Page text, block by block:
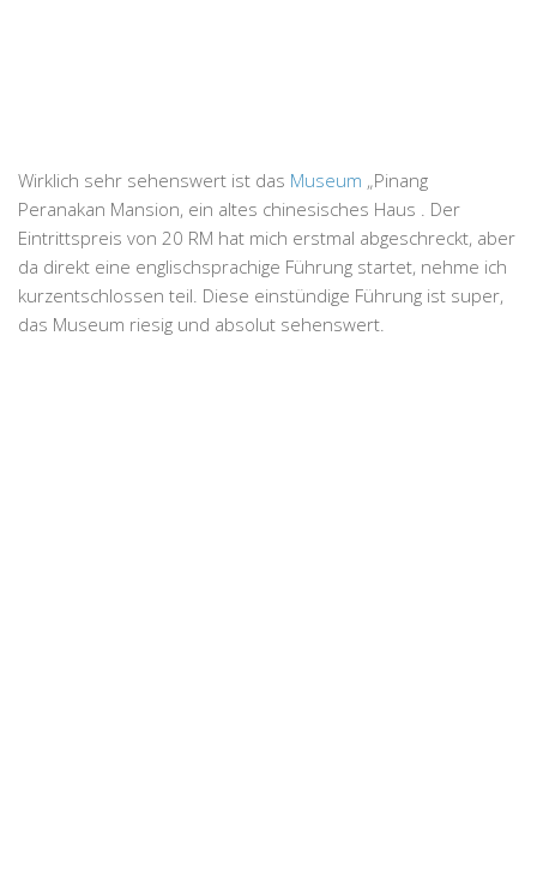
Wirklich sehr sehenswert ist das Museum „Pinang
Peranakan Mansion, ein altes chinesisches Haus . Der
Eintrittspreis von 20 RM hat mich erstmal abgeschreckt, aber
da direkt eine englischsprachige Führung startet, nehme ich
kurzentschlossen teil. Diese einstündige Führung ist super,
das Museum riesig und absolut sehenswert.